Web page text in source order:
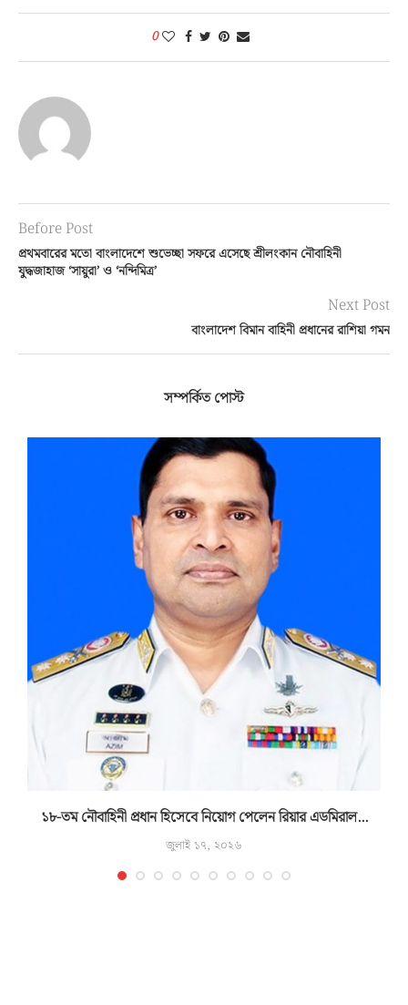
0
Before Post
প্রথমবারের মতো বাংলাদেশে শুভেচ্ছা সফরে এসেছে শ্রীলংকান নৌবাহিনী
যুদ্ধজাহাজ ‘সায়ুরা’ ও ‘নন্দিমিত্র’
Next Post
বাংলাদেশ বিমান বাহিনী প্রধানের রাশিয়া গমন
সম্পর্কিত পোস্ট
১৮-তম নৌবাহিনী প্রধান হিসেবে নিয়োগ পেলেন রিয়ার এডমিরাল...
জুলাই ১৭, ২০২৬